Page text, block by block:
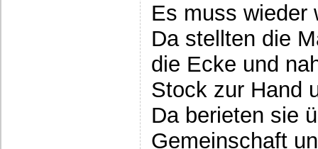
Es muss wieder
Da stellten die
die Ecke und
Stock zur Hand
Da berieten sie
Gemeinschaft